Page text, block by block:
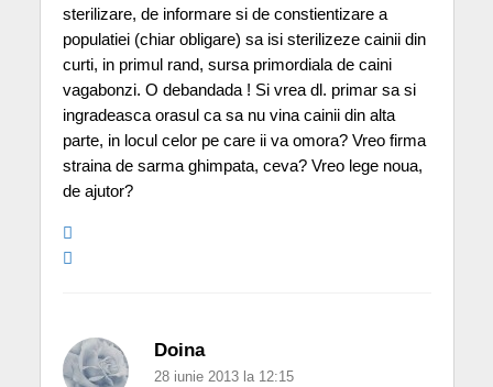
sterilizare, de informare si de constientizare a
populatiei (chiar obligare) sa isi sterilizeze cainii din
curti, in primul rand, sursa primordiala de caini
vagabonzi. O debandada ! Si vrea dl. primar sa si
ingradeasca orasul ca sa nu vina cainii din alta
parte, in locul celor pe care ii va omora? Vreo firma
straina de sarma ghimpata, ceva? Vreo lege noua,
de ajutor?
Doina
28 iunie 2013 la 12:15